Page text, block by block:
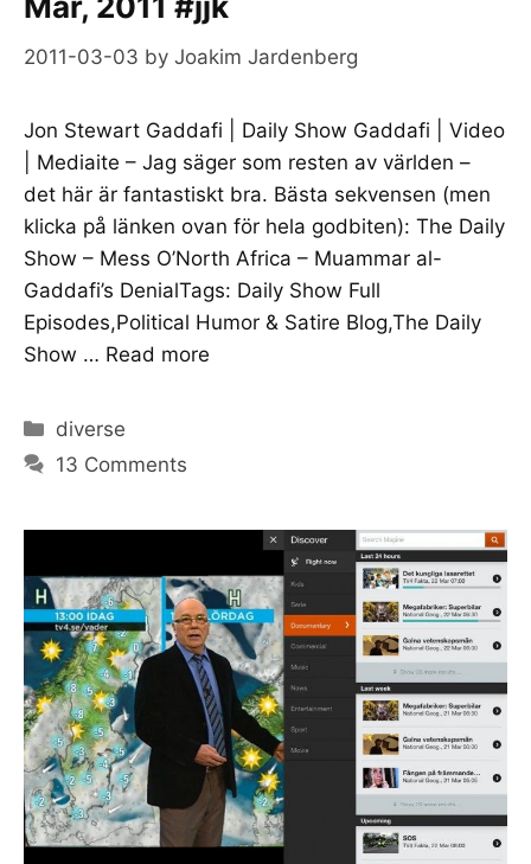
2011-03-03 by Joakim Jardenberg
Jon Stewart Gaddafi | Daily Show Gaddafi | Video
| Mediaite – Jag säger som resten av världen –
det här är fantastiskt bra. Bästa sekvensen (men
klicka på länken ovan för hela godbiten): The Daily
Show – Mess O’North Africa – Muammar al-
Gaddafi’s DenialTags: Daily Show Full
Episodes,Political Humor & Satire Blog,The Daily
Show … Read more
Categories
diverse
13 Comments